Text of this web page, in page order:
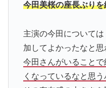
今田美桜の座長ぶりを
主演の今田について
加してよかったなと思
今田さんがいること
くなっているなと思